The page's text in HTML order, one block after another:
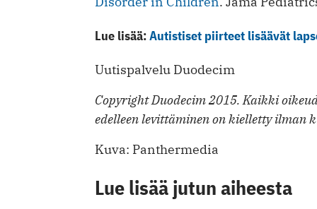
Lue lisää:Autistiset piirteet lisäävät
Uutispalvelu Duodecim
Copyright Duodecim 2015. Kaikki
edelleen levittäminen on kielletty ilman
Kuva: Panthermedia
Lue lisää jutun aiheesta